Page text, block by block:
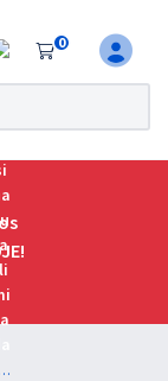
0
STF - Supremo Tribunal Federal - Analista Judiciário - Área Judiciária